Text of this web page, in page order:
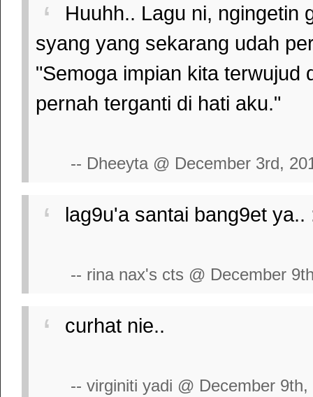
Huuhh.. Lagu ni, ngingetin
syang yang sekarang udah
"Semoga impian kita
pernah terganti di hati aku."
-- Dheeyta @ December 3rd,
lag9u'a santai bang9et ya..
-- rina nax's cts @ December
curhat nie..
-- virginiti yadi @ December 9th,